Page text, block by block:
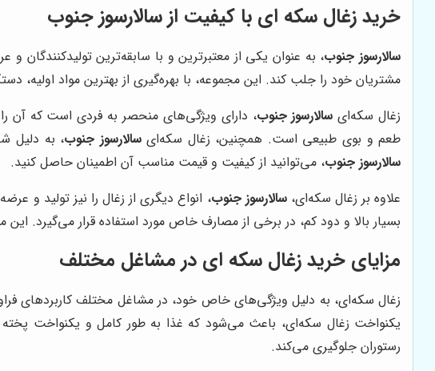
خرید زغال سکه ای با کیفیت از سالارسوز جنوب
سالارسوز جنوب، به عنوان یکی از معتبرترین و با سابقه‌ترین تولیدکنندگان
مشتریان خود را جلب کند. این مجموعه، با بهره‌گیری از بهترین مواد اولیه،
زغال سکه‌ای سالارسوز جنوب، دارای ویژگی‌های منحصر به فردی است که آن
طعم و بوی طبیعی است. همچنین، زغال سکه‌ایسالارسوز جنوب، به دلیل
سالارسوز جنوب، می‌توانید از کیفیت و قیمت مناسب آن اطمینان حاصل کنید.
علاوه بر زغال سکه‌ای،سالارسوز جنوب، انواع دیگری از زغال را نیز تولید و
بسیار بالا و دود کم، در برخی از مصارف خاص مورد استفاده قرار می‌گیرد.
مزایای خرید زغال سکه ای در مشاغل مختلف
زغال سکه‌ای، به دلیل ویژگی‌های خاص خود، در مشاغل مختلف کاربردهای
یکنواخت زغال سکه‌ای، باعث می‌شود که غذا به طور کامل و یکنواخت
رستوران جلوگیری می‌کند.